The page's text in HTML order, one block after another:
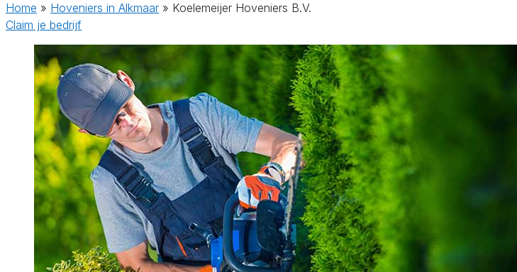
Home » Hoveniers in Alkmaar » Koelemeijer Hoveniers B.V.
Claim je bedrijf